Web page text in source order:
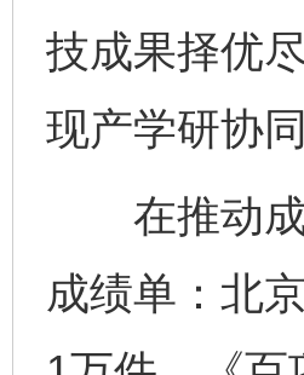
技成果择优
现产学研协同
在推动成
成绩单：北